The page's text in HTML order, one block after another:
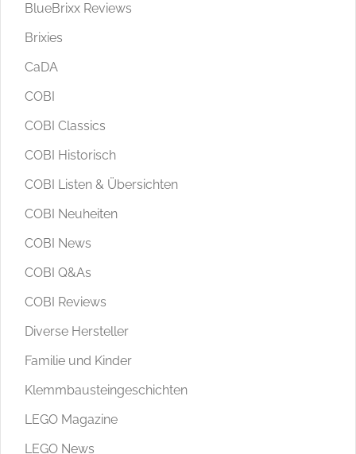
BlueBrixx Reviews
Brixies
CaDA
COBI
COBI Classics
COBI Historisch
COBI Listen & Übersichten
COBI Neuheiten
COBI News
COBI Q&As
COBI Reviews
Diverse Hersteller
Familie und Kinder
Klemmbausteingeschichten
LEGO Magazine
LEGO News